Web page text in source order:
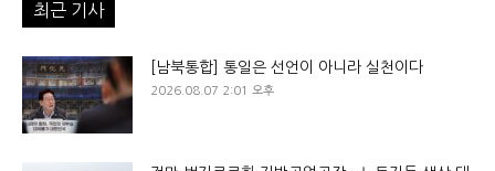
최근 기사
[남북통합] 통일은 선언이 아니라 실천이다
2026.08.07 2:01 오후